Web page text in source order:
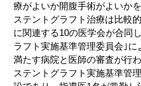
療がよいか開腹手術がよいか
ステントグラフト治療は比較
に関連する10の医学会が合同
ラフト実施基準管理委員会｣
満たす病院と医師の審査が行
ステントグラフト実施基準管